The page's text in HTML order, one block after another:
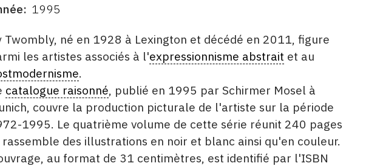
1995
Twombly, né en 1928 à Lexington et décédé en 2011, figure
les artistes associés à l'expressionnisme abstrait et au
.
catalogue raisonné, publié en 1995 par Schirmer Mosel à
couvre la production picturale de l'artiste sur la période
1995. Le quatrième volume de cette série réunit 240 pages
des illustrations en noir et blanc ainsi qu'en couleur.
au format de 31 centimètres, est identifié par l'ISBN